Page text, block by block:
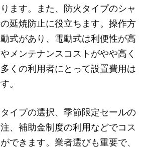
ます。また、防火タイプのシャ
延焼防止に役立ちます。操作方
式があり、電動式は利便性が高
メンテナンスコストがやや高く
くの利用者にとって設置費用は
。
イプの選択、季節限定セールの
、補助金制度の利用などでコス
できます。業者選びも重要で、